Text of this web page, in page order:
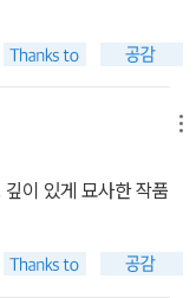
이 있게 묘사한 작품